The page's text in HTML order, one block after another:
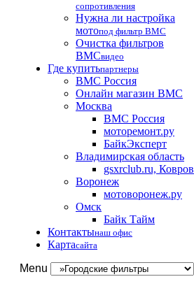
сопротивления
Нужна ли настройка
мотопод фильтр BMC
Очистка фильтров
BMCвидео
Где купитьпартнеры
BMC Россия
Онлайн магазин BMC
Москва
BMC Россия
моторемонт.ру
БайкЭксперт
Владимирская область
gsxrclub.ru, Ковров
Воронеж
мотоворонеж.ру
Омск
Байк Тайм
Контактынаш офис
Картасайта
Menu